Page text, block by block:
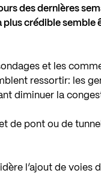
des dernières
crédible semble
et les
ressortir: les
diminuer la
de pont ou de
l’ajout de voies